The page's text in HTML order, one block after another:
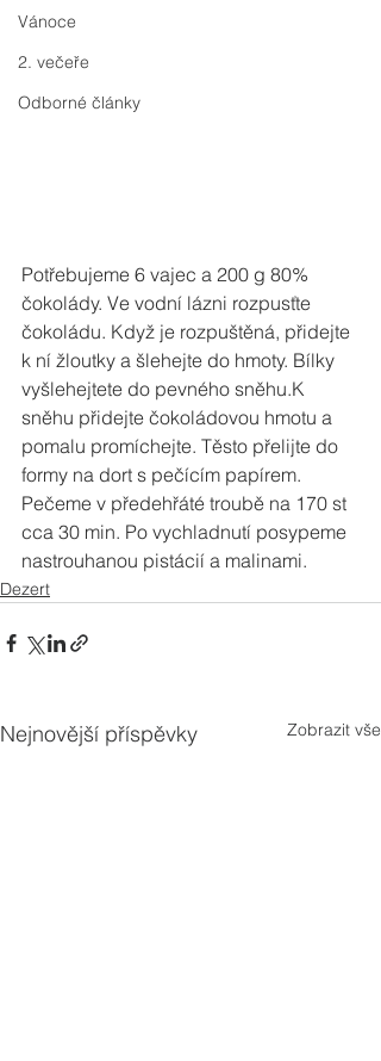
Vánoce
2. večeře
Odborné články
Potřebujeme 6 vajec a 200 g 80%
čokolády. Ve vodní lázni rozpusťte
čokoládu. Když je rozpuštěná, přidejte
k ní žloutky a šlehejte do hmoty. Bílky
vyšlehejtete do pevného sněhu.K
sněhu přidejte čokoládovou hmotu a
pomalu promíchejte. Těsto přelijte do
formy na dort s pečícím papírem.
Pečeme v předehřáté troubě na 170 st
cca 30 min. Po vychladnutí posypeme
nastrouhanou pistácií a malinami.
Dezert
Nejnovější příspěvky Zobrazit vše